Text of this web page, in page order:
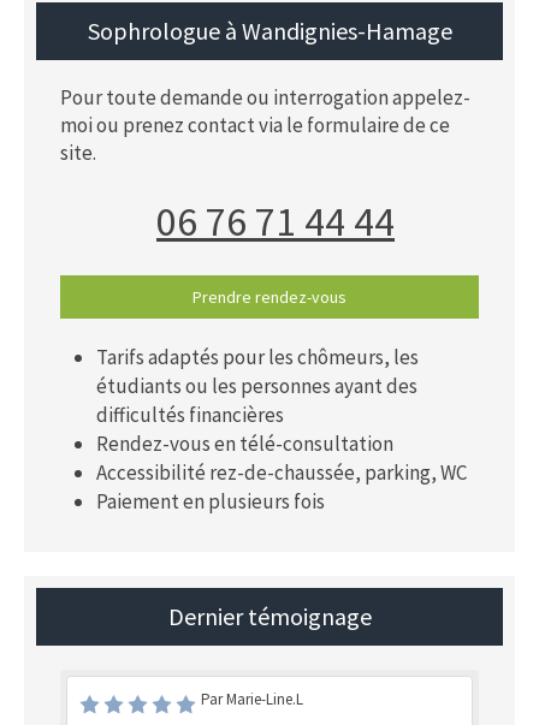
Sophrologue à Wandignies-Hamage
Pour toute demande ou interrogation appelez-
moi ou prenez contact via le formulaire de ce
site.
06 76 71 44 44
Prendre rendez-vous
Tarifs adaptés pour les chômeurs, les
étudiants ou les personnes ayant des
difficultés financières
Rendez-vous en télé-consultation
Accessibilité rez-de-chaussée, parking, WC
Paiement en plusieurs fois
Dernier témoignage
Par Marie-Line.L